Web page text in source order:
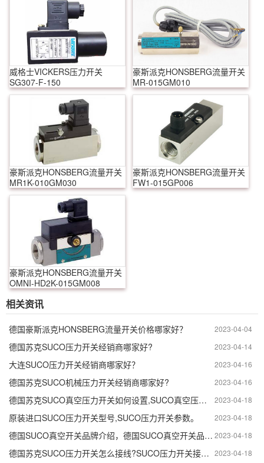
威格士VICKERS压力开关
SG307-F-150
豪斯派克HONSBERG流量开关
MR-015GM010
豪斯派克HONSBERG流量开关
MR1K-010GM030
豪斯派克HONSBERG流量开关
FW1-015GP006
豪斯派克HONSBERG流量开关
OMNI-HD2K-015GM008
相关资讯
2023-04-04
德国豪斯派克HONSBERG流量开关价格哪家好？
2023-04-14
德国苏克SUCO压力开关经销商哪家好?
2023-04-16
大连SUCO压力开关经销商哪家好？
2023-04-16
德国苏克SUCO机械压力开关经销商哪家好?
2023-04-18
德国苏克SUCO真空压力开关如何设置,SUCO真空压力开关工作原理。
2023-04-18
原装进口SUCO压力开关型号,SUCO压力开关参数。
2023-04-18
德国SUCO真空开关品牌介绍，德国SUCO真空开关品牌特点。
2023-04-18
德国苏克SUCO压力开关怎么接线?SUCO压力开关接线注意事项